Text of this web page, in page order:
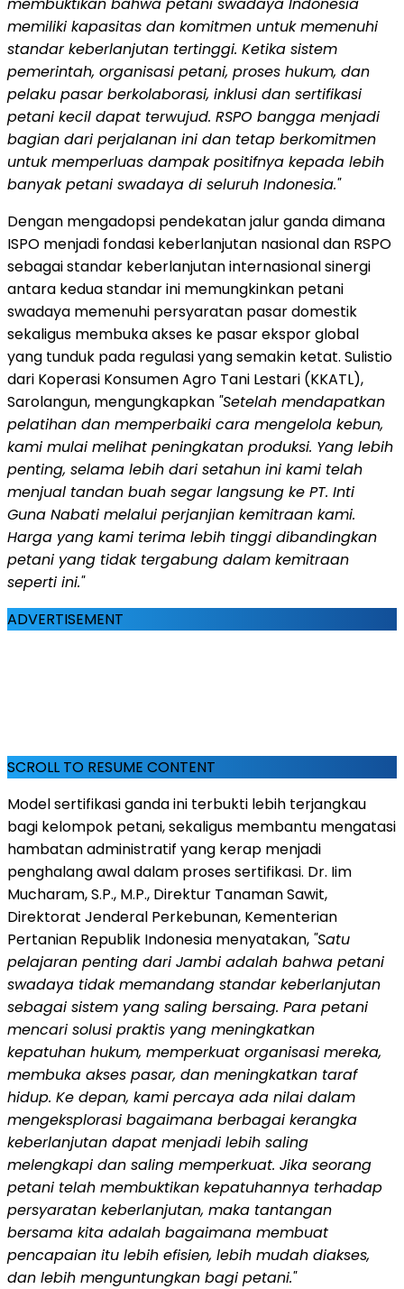
memiliki kapasitas dan komitmen untuk memenuhi
standar keberlanjutan tertinggi. Ketika sistem
pemerintah, organisasi petani, proses hukum, dan
pelaku pasar berkolaborasi, inklusi dan sertifikasi
petani kecil dapat terwujud. RSPO bangga menjadi
bagian dari perjalanan ini dan tetap berkomitmen
untuk memperluas dampak positifnya kepada lebih
banyak petani swadaya di seluruh Indonesia."
Dengan mengadopsi pendekatan jalur ganda dimana
ISPO menjadi fondasi keberlanjutan nasional dan RSPO
sebagai standar keberlanjutan internasional sinergi
antara kedua standar ini memungkinkan petani
swadaya memenuhi persyaratan pasar domestik
sekaligus membuka akses ke pasar ekspor global
yang tunduk pada regulasi yang semakin ketat. Sulistio
dari Koperasi Konsumen Agro Tani Lestari (KKATL),
Sarolangun, mengungkapkan "Setelah mendapatkan
pelatihan dan memperbaiki cara mengelola kebun,
kami mulai melihat peningkatan produksi. Yang lebih
penting, selama lebih dari setahun ini kami telah
menjual tandan buah segar langsung ke PT. Inti
Guna Nabati melalui perjanjian kemitraan kami.
Harga yang kami terima lebih tinggi dibandingkan
petani yang tidak tergabung dalam kemitraan
seperti ini."
ADVERTISEMENT
SCROLL TO RESUME CONTENT
Model sertifikasi ganda ini terbukti lebih terjangkau
bagi kelompok petani, sekaligus membantu mengatasi
hambatan administratif yang kerap menjadi
penghalang awal dalam proses sertifikasi. Dr. Iim
Mucharam, S.P., M.P., Direktur Tanaman Sawit,
Direktorat Jenderal Perkebunan, Kementerian
Pertanian Republik Indonesia menyatakan, "Satu
pelajaran penting dari Jambi adalah bahwa petani
swadaya tidak memandang standar keberlanjutan
sebagai sistem yang saling bersaing. Para petani
mencari solusi praktis yang meningkatkan
kepatuhan hukum, memperkuat organisasi mereka,
membuka akses pasar, dan meningkatkan taraf
hidup. Ke depan, kami percaya ada nilai dalam
mengeksplorasi bagaimana berbagai kerangka
keberlanjutan dapat menjadi lebih saling
melengkapi dan saling memperkuat. Jika seorang
petani telah membuktikan kepatuhannya terhadap
persyaratan keberlanjutan, maka tantangan
bersama kita adalah bagaimana membuat
pencapaian itu lebih efisien, lebih mudah diakses,
dan lebih menguntungkan bagi petani."